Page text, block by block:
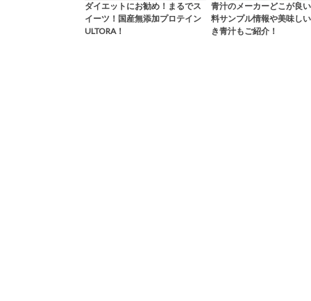
ダイエットにお勧め！まるでス
イーツ！国産無添加プロテイン
ULTORA！
青汁のメーカーどこが良
料サンプル情報や美味し
き青汁もご紹介！